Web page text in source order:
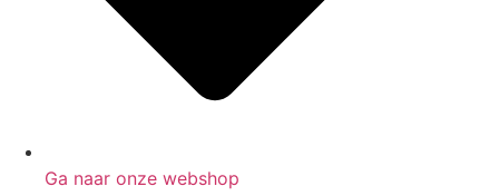
Ga naar onze webshop